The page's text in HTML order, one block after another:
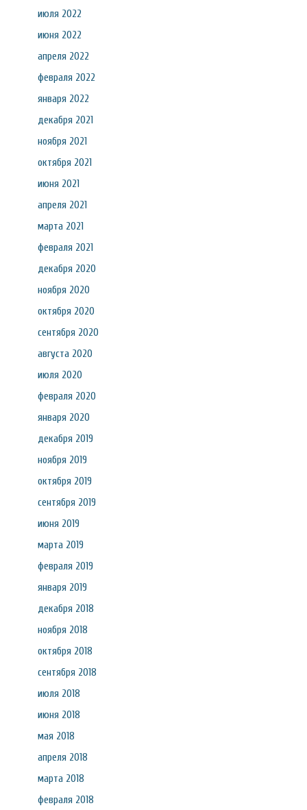
июля 2022
июня 2022
апреля 2022
февраля 2022
января 2022
декабря 2021
ноября 2021
октября 2021
июня 2021
апреля 2021
марта 2021
февраля 2021
декабря 2020
ноября 2020
октября 2020
сентября 2020
августа 2020
июля 2020
февраля 2020
января 2020
декабря 2019
ноября 2019
октября 2019
сентября 2019
июня 2019
марта 2019
февраля 2019
января 2019
декабря 2018
ноября 2018
октября 2018
сентября 2018
июля 2018
июня 2018
мая 2018
апреля 2018
марта 2018
февраля 2018